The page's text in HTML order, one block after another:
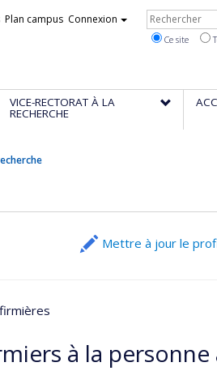
Plan campus Connexion
Ce site
VICE-RECTORAT À LA
RECHERCHE
Mettre à jour le
à la personne